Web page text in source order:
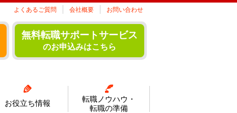
よくあるご質問 会社概要 お問い合わせ
無料転職サポートサービス
のお申込みはこちら
お役立ち情報
転職ノウハウ・
転職の準備